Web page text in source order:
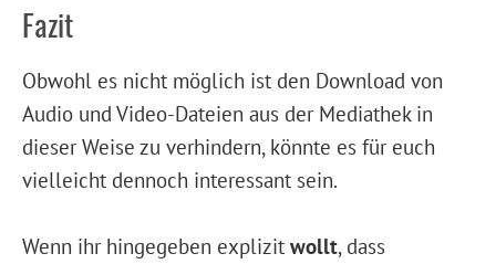
Fazit
Obwohl es nicht möglich ist den Download von
Audio und Video-Dateien aus der Mediathek in
dieser Weise zu verhindern, könnte es für euch
vielleicht dennoch interessant sein.
Wenn ihr hingegeben explizit wollt, dass